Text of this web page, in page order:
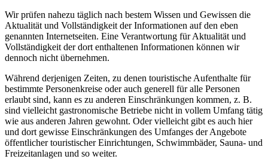
Wir prüfen nahezu täglich nach bestem Wissen und Gewissen die
Aktualität und Vollständigkeit der Informationen auf den eben
genannten Internetseiten. Eine Verantwortung für Aktualität und
Vollständigkeit der dort enthaltenen Informationen können wir
dennoch nicht übernehmen.
Während derjenigen Zeiten, zu denen touristische Aufenthalte für
bestimmte Personenkreise oder auch generell für alle Personen
erlaubt sind, kann es zu anderen Einschränkungen kommen, z. B.
sind vielleicht gastronomische Betriebe nicht in vollem Umfang tätig
wie aus anderen Jahren gewohnt. Oder vielleicht gibt es auch hier
und dort gewisse Einschränkungen des Umfanges der Angebote
öffentlicher touristischer Einrichtungen, Schwimmbäder, Sauna- und
Freizeitanlagen und so weiter.